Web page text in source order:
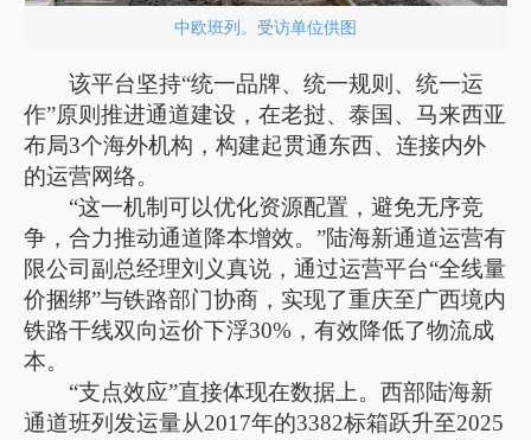
中欧班列。受访单位供图
该平台坚持“统一品牌、统一规则、统一运
作”原则推进通道建设，在老挝、泰国、马来西亚
布局3个海外机构，构建起贯通东西、连接内外
的运营网络。
“这一机制可以优化资源配置，避免无序竞
争，合力推动通道降本增效。”陆海新通道运营有
限公司副总经理刘义真说，通过运营平台“全线量
价捆绑”与铁路部门协商，实现了重庆至广西境内
铁路干线双向运价下浮30%，有效降低了物流成
本。
“支点效应”直接体现在数据上。西部陆海新
通道班列发运量从2017年的3382标箱跃升至2025